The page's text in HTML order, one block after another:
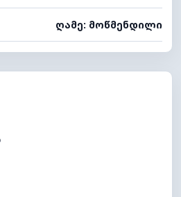
ღამე: მოწმენდილი